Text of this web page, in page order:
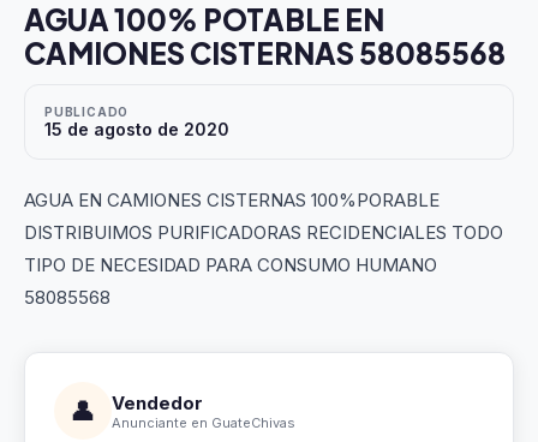
AGUA 100% POTABLE EN
CAMIONES CISTERNAS 58085568
PUBLICADO
15 de agosto de 2020
AGUA EN CAMIONES CISTERNAS 100%PORABLE
DISTRIBUIMOS PURIFICADORAS RECIDENCIALES TODO
TIPO DE NECESIDAD PARA CONSUMO HUMANO
58085568
👤 Vendedor
Anunciante en GuateChivas